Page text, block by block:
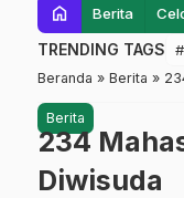
home Berita
TRENDING TAGS
Beranda » Berita »
Berita
234
Diwisuda